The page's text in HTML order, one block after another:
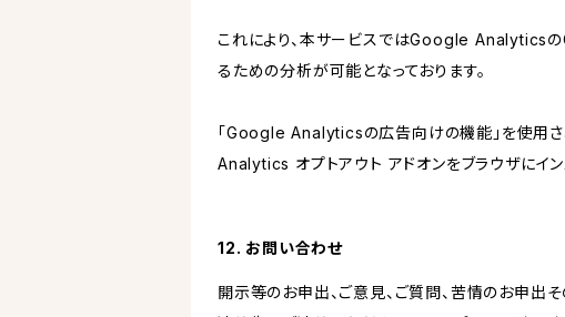
これにより、本サービスではGoogle Analyticsの
るための分析が可能となっております。
「Google Analyticsの広告向けの機能」を使用さ
Analytics オプトアウト アドオンをブラウザにイ
12. お問い合わせ
開示等のお申出、ご意見、ご質問、苦情のお申出